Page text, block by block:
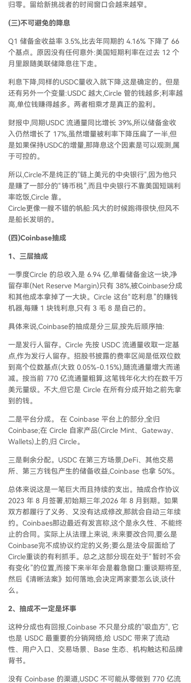
归零。留给新挑战者的时间窗口会越来越窄。
(三)不可避免的降息
Q1 储备金收益率 3.5%,比去年同期的 4.16% 下降了 66
个基点。原因没有任何意外:美国短期利率在过去 12 个
月里跟随美联储降息往下走。
利息下降,同样的USDC量收入就下降,这是确定的。但是
还有另外一个变量:USDC 越大,Circle 管的钱越多;利率越
高,单位钱赚得越多。两者相乘才是真正的盈利。
财报中,同期USDC 流通量同比增长 39%,所以储备金收
入仍然增长了 17%,虽然增量被利率下降压扁了一半,但
是如果保持USDC的增量,那降息这个因素是可以观测,属
于可控的。
所以,Circle不是纯正的"链上美元的中央银行",因为他只
是赚了一部分的“铸币税”,而且中央银行不靠美国短端利
率吃饭,Circle 靠。
Circle更像一艘不错的帆船:风大的时候跑得很快,但风不
是船长发明的。
(四)Coinbase抽成
1、三层抽成
一季度Circle 的总收入是 6.94 亿,单看储备金这一块,净
留存率(Net Reserve Margin)只有 38%,被Coinbase分成
和其他成本拿掉了一大块。Circle 这台“吃利息”的赚钱
机器,每赚 1 块钱利息,只有 3 毛 8 是自己的。
具体来说,Coinbase的抽成是分三层,按先后顺序抽:
一是发行人留存。Circle 先按 USDC 流通量收取一定基
点,作为发行人留存。招股书披露的费率区间是低双位数
到高个位数基点(大致 0.05%-0.15%),随流通量增大而递
减。按当前 770 亿流通量粗算,这笔钱年化大约在数千万
美元量级。不大,但它是 Circle 在所有分成开始之前先拿
到的钱。
二是平台分成。 在 Coinbase 平台上的部分,全归
Coinbase;在 Circle 自家产品(Circle Mint、Gateway、
Wallets)上的,归 Circle。
三是剩余分配。USDC 在第三方场景,DeFi、其他交易
所、第三方钱包产生的储备收益,Coinbase 也拿 50%。
总体来说这是一笔巨大而且持续的支出。抽成合作协议
2023 年 8 月签署,初始期三年,2026 年 8 月到期。如果
双方都履行了义务、又没有达成修改,那就会自动三年续
约。Coinbaes那边最近有发言称,这个是永久性、不能终
止的合同。实际上从法理上来说, 未来要改合同,要么是
Coinbase完不成协议约定的义务;要么是法令层面给了
Circle重谈的有利抓手。总之,这部分现在处于“暂时不会
有变化”的位置,而接下来半年会是着急窗口:重谈期将至,
然后《清晰法案》如何落地,会决定两家要怎么谈,谈什
么。
2、抽成不一定是坏事
这种分成也有回报,Coinbase 不只是分成的"吸血方", 它
也是 USDC 最重要的分销网络,给 USDC 带来了流动
性、用户入口、交易场景、Base 生态、机构触达和品牌
背书。
没有 Coinbase 的渠道,USDC 不可能从零做到 770 亿流